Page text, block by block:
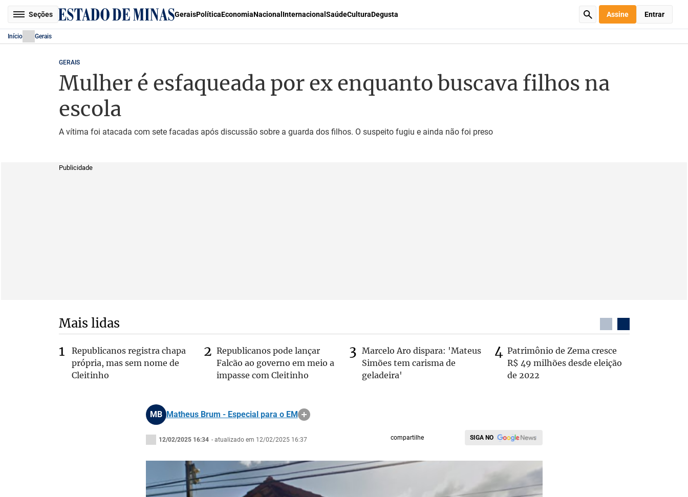
Seções GeraisPolíticaEconomiaNacional Internacional SaúdeCulturaDegusta Assine Entrar
Início Gerais
GERAIS
Mulher é esfaqueada por ex enquanto buscava filhos na
escola
A vítima foi atacada com sete facadas após discussão sobre a guarda dos filhos. O suspeito fugiu e ainda não foi preso
Publicidade
Mais lidas
Republicanos registra chapa
própria, mas sem nome de
Cleitinho
Republicanos pode lançar
Falcão ao governo em meio a
impasse com Cleitinho
Marcelo Aro dispara: 'Mateus
Simões tem carisma de
geladeira'
Patrimônio de Zema cresce
R$ 49 milhões desde eleição
de 2022
MB Matheus Brum - Especial para o EM
12/02/2025 16:34 - atualizado em 12/02/2025 16:37 compartilhe SIGA NO